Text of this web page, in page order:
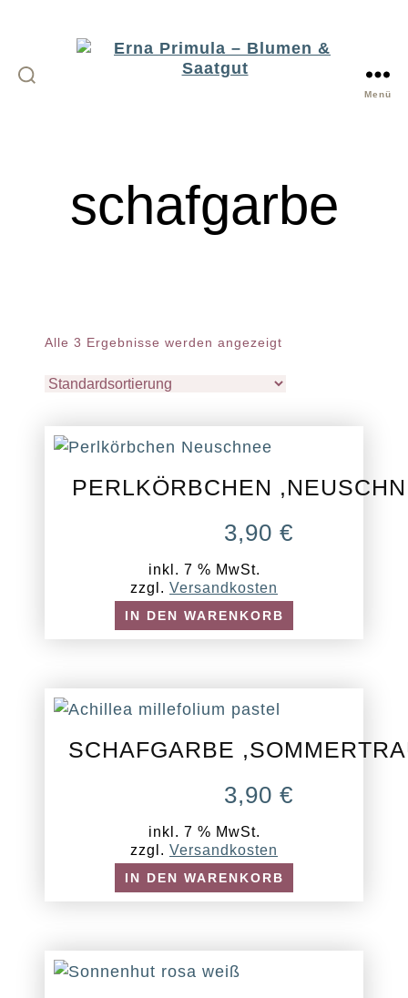
&
Saatgut
Menü
schafgarbe
Alle 3 Ergebnisse werden angezeigt
PERLKÖRBCHEN
3,90€
inkl. 7 % MwSt.
zzgl. Versandkosten
IN DEN WARENKORB
SCHAFGARBE
3,90€
inkl. 7 % MwSt.
zzgl. Versandkosten
IN DEN WARENKORB